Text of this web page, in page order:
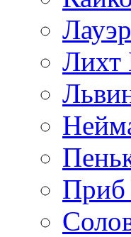
Лихт
Приб